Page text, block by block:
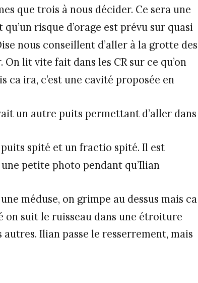
que trois à nous décider. Ce sera une
risque d’orage est prévu sur quasi
nous conseillent d’aller à la grotte des
On lit vite fait dans les CR sur ce qu’on
ca ira, c’est une cavité proposée en
un autre puits permettant d’aller dans
spité et un fractio spité. Il est
petite photo pendant qu’Ilian
méduse, on grimpe au dessus mais ca
on suit le ruisseau dans une étroiture
Ilian passe le resserrement, mais